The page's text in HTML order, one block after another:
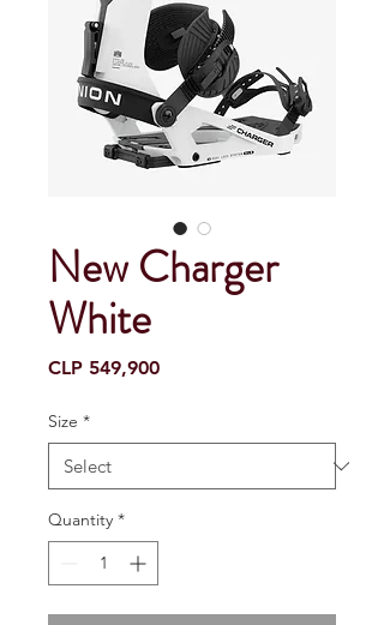
New Charger
White
CLP 549,900Price
Size *
Quantity *